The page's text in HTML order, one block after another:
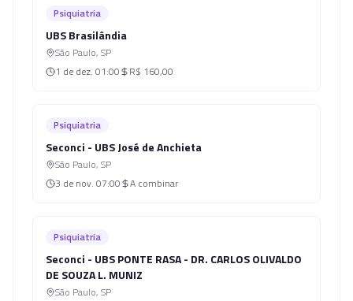
Psiquiatria
UBS Brasilândia
São Paulo, SP
1 de dez. 01:00 R$ 160,00
Psiquiatria
Seconci - UBS José de Anchieta
São Paulo, SP
3 de nov. 07:00 A combinar
Psiquiatria
Seconci - UBS PONTE RASA - DR. CARLOS OLIVALDO
DE SOUZA L. MUNIZ
São Paulo, SP